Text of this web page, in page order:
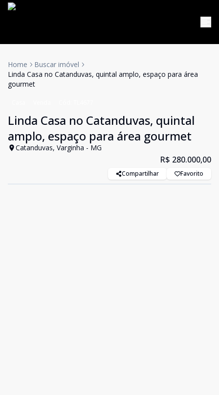
Home
Buscar imóvel
Linda Casa no Catanduvas, quintal amplo, espaço para área
gourmet
Linda Casa no Catanduvas, quintal
amplo, espaço para área gourmet
Catanduvas, Varginha - MG
R$ 280.000,00
Compartilhar Favorito